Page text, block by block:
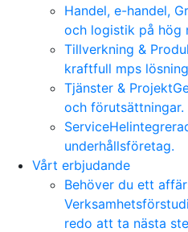
Handel, e-handel,
och logistik på hög
Tillverkning &
kraftfull mps
Tjänster & Projekt
och förutsättningar.
Service
underhållsföretag.
Vårt erbjudande
Behöver du ett
redo att ta nästa